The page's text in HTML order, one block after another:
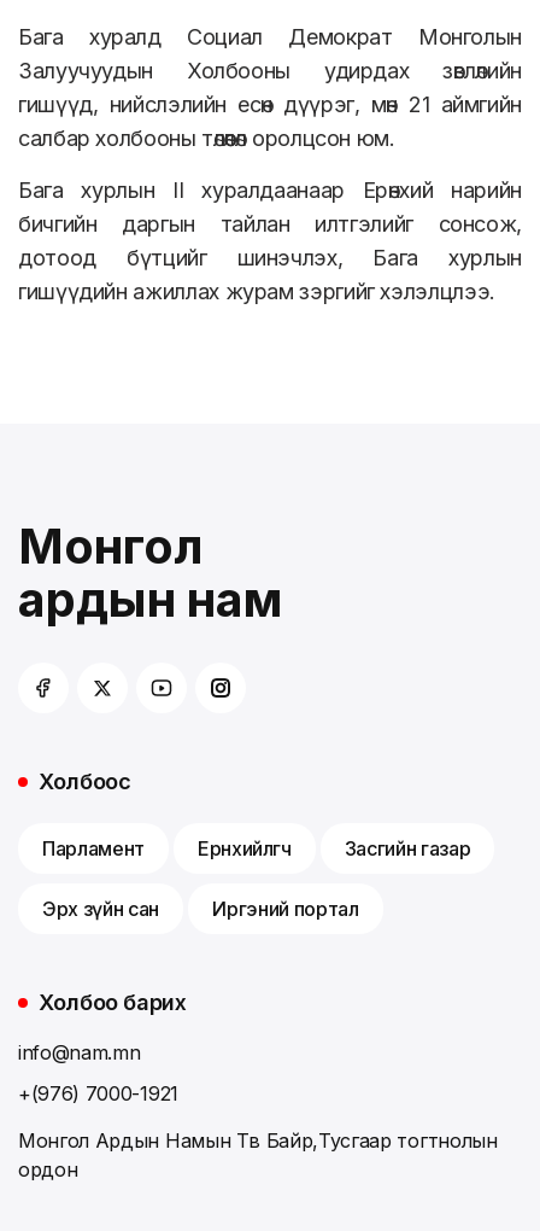
Бага хуралд Социал Демократ Монголын
Залуучуудын Холбооны удирдах зөвлөлийн
гишүүд, нийслэлийн есөн дүүрэг, мөн 21 аймгийн
салбар холбооны төлөөлөл оролцсон юм.
Бага хурлын II хуралдаанаар Ерөнхий нарийн
бичгийн даргын тайлан илтгэлийг сонсож,
дотоод бүтцийг шинэчлэх, Бага хурлын
гишүүдийн ажиллах журам зэргийг хэлэлцлээ.
Монгол
ардын нам
Холбоос
Парламент Ерөнхийлөгч Засгийн газар
Эрх зүйн сан Иргэний портал
Холбоо барих
info@nam.mn
+(976) 7000-1921
Монгол Ардын Намын Төв Байр,Тусгаар тогтнолын
ордон